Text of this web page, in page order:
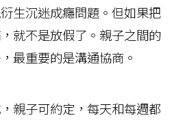
生沉迷成癮問題。但如果把
就不是放假了。親子之間的
最重要的是溝通協商。
親子可約定，每天和每週都